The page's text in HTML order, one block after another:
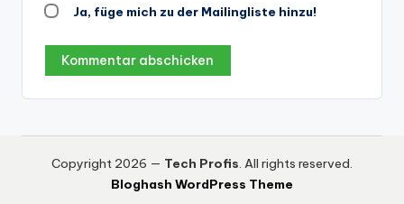
Ja, füge mich zu der Mailingliste hinzu!
Copyright 2026 — Tech Profis. All rights reserved.
Bloghash WordPress Theme